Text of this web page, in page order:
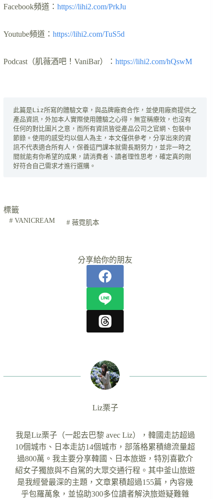
Facebook頻道： https://lihi2.com/PrkJu
Youtube頻道： https://lihi2.com/TuS5d
Podcast（肌薇酒吧！VaniBar）： https://lihi2.com/hQswM
此篇是Liz所寫的體驗文章，與品牌廠商合作，並使用廠商提供之
產品資訊，外加本人實際使用體驗之心得，無宣稱療效，也沒有
任何的對比圖片之意，而所有資訊皆從產品公司之官網、包裝中
節錄。使用的感受均以個人為主，本文僅供參考，分享出來的資
訊不代表適合所有人，保養這門課本就需長期努力，並非一時之
間就能有你希望的成果，請消費者、讀者理性思考，確定真的剛
好符合自己需求才進行選購。
標籤
#VANICREAM #薇霓肌本
分享給你的朋友
Liz栗子
我是Liz栗子（一起去巴黎 avec Liz），韓國走訪超過
10個城市、日本走訪14個城市，部落格累積總流量超
過800萬。我主要分享韓國、日本旅遊，特別喜歡介
紹女子獨旅與不自駕的大眾交通行程。其中釜山旅遊
是我經營最深的主題，文章累積超過155篇，內容幾
乎包羅萬象，並協助300多位讀者解決旅遊疑難雜